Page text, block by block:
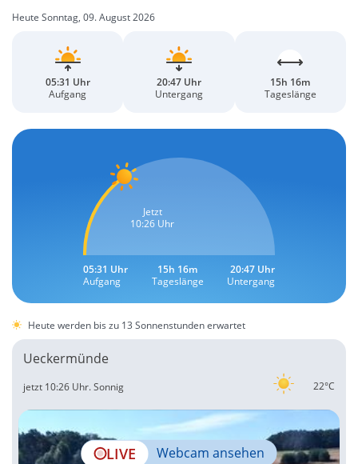
Heute Sonntag, 09. August 2026
05:31 Uhr
Aufgang
20:47 Uhr
Untergang
15h 16m
Tageslänge
Jetzt
10:26 Uhr
05:31 Uhr
Aufgang
15h 16m
Tageslänge
20:47 Uhr
Untergang
Heute werden bis zu 13 Sonnenstunden erwartet
Ueckermünde
22°C
jetzt 10:26 Uhr.Sonnig
LIVE Webcam ansehen